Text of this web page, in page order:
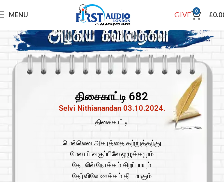
MENU GIVE 0 £
திசைகாட்டி 682
Selvi Nithianandan 03.10.2024.
திசைகாட்டி
மெல்லென அகரத்தை கற்றுத்தந்து
மேலாய் வகுப்பிலே ஒழுக்கமும்
தேடலில் நோக்கம் சிறப்பாயும்
தேர்விலே ஊக்கம் திடமாகும்